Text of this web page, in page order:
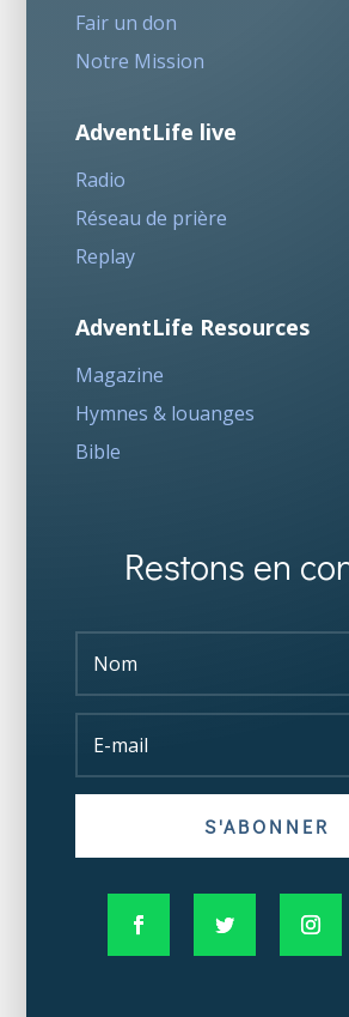
Fair un don
Notre Mission
AdventLife live
Radio
Réseau de prière
Replay
AdventLife Resources
Magazine
Hymnes & louanges
Bible
Restons en
S'ABONNER